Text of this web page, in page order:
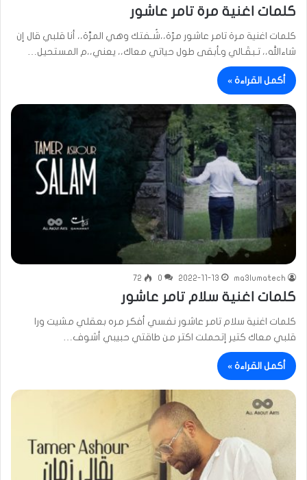
كلمات اغنية مرة تامر عاشور
كلمات اغنية مرة تامر عاشور مرّة،،شُـفتك وهي المرَّة،، أنا قلبي قال إن
شاءالله،، تـبقَـالي وـأبقى طول حياتي معاك،، يعني،،م المستحيل…
أكمل القراءة »
ma3lumatech
2022-11-13
0
72
كلمات اغنية سلام تامر عاشور
كلمات اغنية سلام تامر عاشور نفسي أفكر مره بعقلي مشيت ورا
قلبي معاك كتير إتحملت اكتر من طاقتي حبيبي أشوف…
أكمل القراءة »